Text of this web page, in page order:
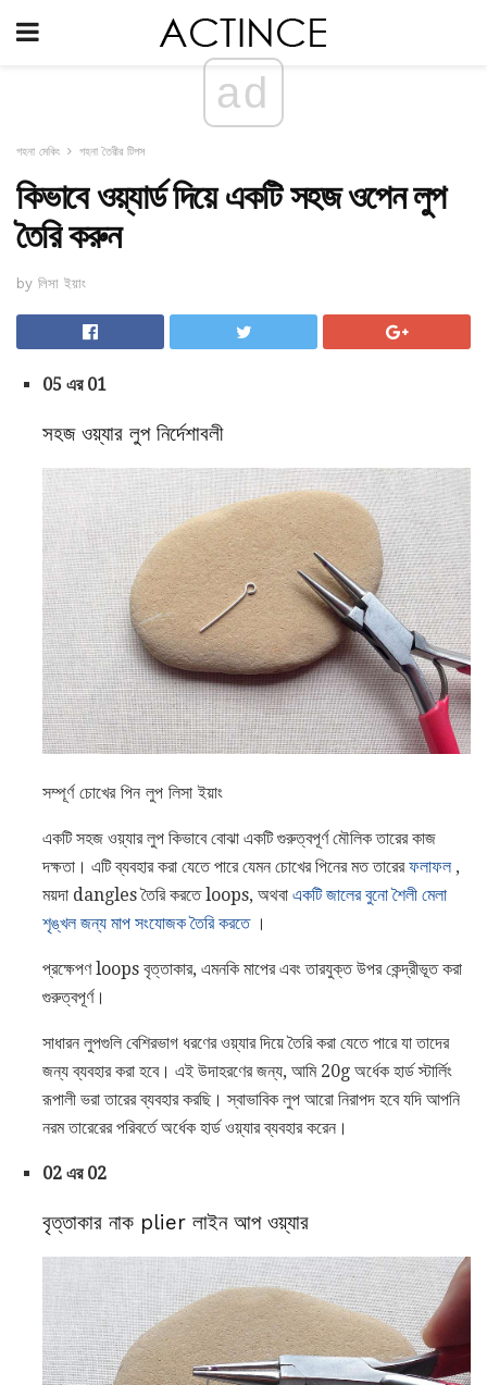
ad
গহনা মেকিং গহনা তৈরীর টিপস
কিভাবে ওয়্যার্ড দিয়ে একটি সহজ ওপেন লুপ
তৈরি করুন
by লিসা ইয়াং
05 এর 01
সহজ ওয়্যার লুপ নির্দেশাবলী
সম্পূর্ণ চোখের পিন লুপ লিসা ইয়াং
একটি সহজ ওয়্যার লুপ কিভাবে বোঝা একটি গুরুত্বপূর্ণ মৌলিক তারের কাজ
দক্ষতা। এটি ব্যবহার করা যেতে পারে যেমন চোখের পিনের মত তারেরফলাফল,
ময়দা dangles তৈরি করতে loops, অথবা একটি জালের বুনো শৈলী মেলা
শৃঙ্খল জন্য মাপ সংযোজক তৈরি করতে।
প্রক্ষেপণ loops বৃত্তাকার, এমনকি মাপের এবং তারযুক্ত উপর কেন্দ্রীভূত করা
গুরুত্বপূর্ণ।
সাধারন লুপগুলি বেশিরভাগ ধরণের ওয়্যার দিয়ে তৈরি করা যেতে পারে যা তাদের
জন্য ব্যবহার করা হবে। এই উদাহরণের জন্য, আমি 20g অর্ধেক হার্ড স্টার্লিং
রূপালী ভরা তারের ব্যবহার করছি। স্বাভাবিক লুপ আরো নিরাপদ হবে যদি আপনি
নরম তারেরের পরিবর্তে অর্ধেক হার্ড ওয়্যার ব্যবহার করেন।
02 এর 02
বৃত্তাকার নাক plier লাইন আপ ওয়্যার